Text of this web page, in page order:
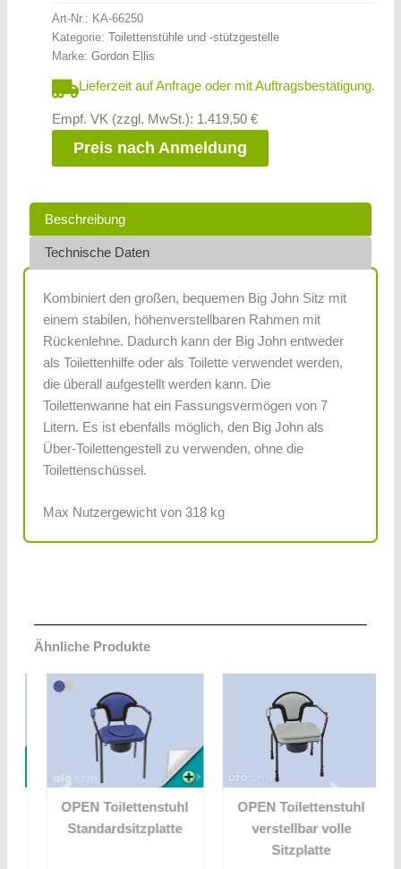
Art-Nr.: KA-66250
Kategorie: Toilettenstühle und -stützgestelle
Marke: Gordon Ellis
Lieferzeit auf Anfrage oder mit Auftragsbestätigung.
Empf. VK (zzgl. MwSt.): 1.419,50 €
Preis nach Anmeldung
Beschreibung
Technische Daten
Kombiniert den großen, bequemen Big John Sitz mit
einem stabilen, höhenverstellbaren Rahmen mit
Rückenlehne. Dadurch kann der Big John entweder
als Toilettenhilfe oder als Toilette verwendet werden,
die überall aufgestellt werden kann. Die
Toilettenwanne hat ein Fassungsvermögen von 7
Litern. Es ist ebenfalls möglich, den Big John als
Über-Toilettengestell zu verwenden, ohne die
Toilettenschüssel.
Max Nutzergewicht von 318 kg
Ähnliche Produkte
OPEN Toilettenstuhl
Standardsitzplatte
OPEN Toilettenstuhl
verstellbar volle
Sitzplatte